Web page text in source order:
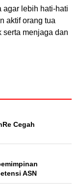
agar lebih hati-hati
aktif orang tua
serta menjaga dan
Cegah
ASN